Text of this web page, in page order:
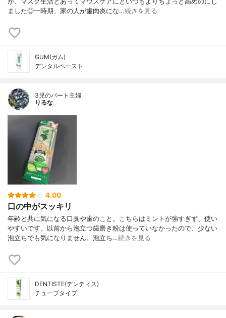
ました◎一時期、家の人が歯肉炎にな…続きを見る
GUM(ガム)
デンタルペースト
3児のパート主婦
りるな
4.00
口の中がスッキリ
年齢と共に気になる口臭や歯のこと。こちらはミントが強すぎず、使い
やすいです。以前から泡立つ歯磨き粉は使っていなかったので、少ない
泡立ちでも気になりません。泡立ち…続きを見る
DENTISTE(デンティス)
チューブタイプ